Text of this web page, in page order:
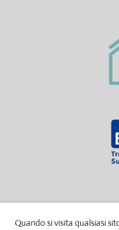
Quando si visita qualsiasi